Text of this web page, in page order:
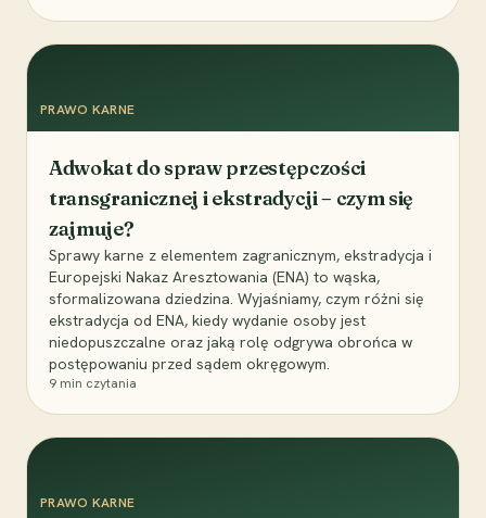
PRAWO KARNE
Adwokat do spraw przestępczości
transgranicznej i ekstradycji – czym się
zajmuje?
Sprawy karne z elementem zagranicznym, ekstradycja i
Europejski Nakaz Aresztowania (ENA) to wąska,
sformalizowana dziedzina. Wyjaśniamy, czym różni się
ekstradycja od ENA, kiedy wydanie osoby jest
niedopuszczalne oraz jaką rolę odgrywa obrońca w
postępowaniu przed sądem okręgowym.
9 min czytania
PRAWO KARNE